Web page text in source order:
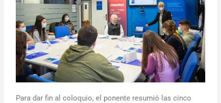
Para dar fin al coloquio, el ponente resumió las cinco